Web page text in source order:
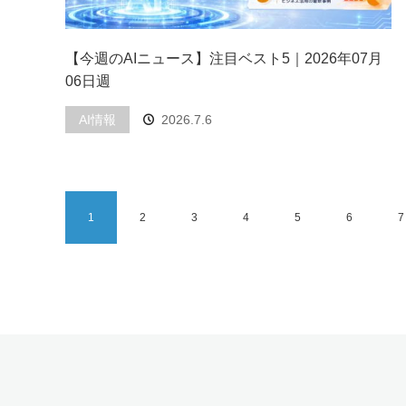
【今週のAIニュース】注目ベスト5｜2026年07月
06日週
AI情報 2026.7.6
1 2 3 4 5 6 7